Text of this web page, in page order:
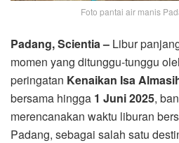
Foto pantai air manis
Padang, Scientia – Libur
momen yang ditunggu-tunggu
peringatan Kenaikan Isa
bersama hingga 1 Juni 2025,
merencanakan waktu liburan
Padang, sebagai salah satu